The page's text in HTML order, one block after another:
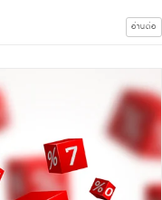
อ่านต่อ